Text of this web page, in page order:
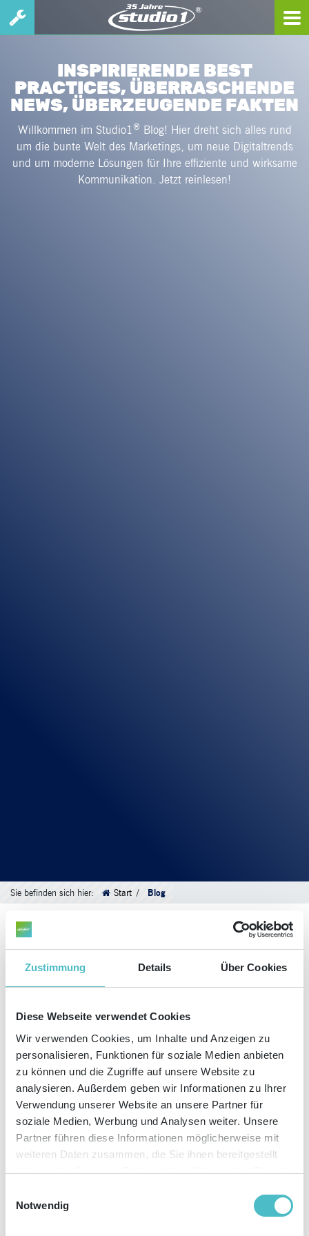
Zustimmung Details Über Cookies
Diese Webseite verwendet Cookies
Wir verwenden Cookies, um Inhalte und Anzeigen zu
personalisieren, Funktionen für soziale Medien anbieten
zu können und die Zugriffe auf unsere Website zu
analysieren. Außerdem geben wir Informationen zu Ihrer
Verwendung unserer Website an unsere Partner für
soziale Medien, Werbung und Analysen weiter. Unsere
Partner führen diese Informationen möglicherweise mit
weiteren Daten zusammen, die Sie ihnen bereitgestellt
haben oder die sie im Rahmen Ihrer Nutzung der Dienste
Cookies, wenn Sie unsere Webseite weiterhin nutzen.
Notwendig
INSPIRIERENDE BEST
PRACTICES, ÜBERRASCHENDE
NEWS, ÜBERZEUGENDE FAKTEN
Willkommen im Studio1®Blog! Hier dreht sich alles rund
um die bunte Welt des Marketings, um neue Digitaltrends
und um moderne Lösungen für Ihre effiziente und wirksame
Kommunikation. Jetzt reinlesen!
Sie befinden sich hier: Start Blog
KI im Online Marketing: Wie Unternehmen KI
sinnvoll einsetzen
Viele Unternehmen stehen beim Thema KI aktuell vor derselben Frage:
Welche Anwendungen bringen tatsächlich einen Vorteil – und welche kosten